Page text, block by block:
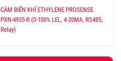
CẢM BIẾN KHÍ ETHYLENE PROSENSE
PXN-4935-R (0-100% LEL, 4-20MA, RS485,
Relay)